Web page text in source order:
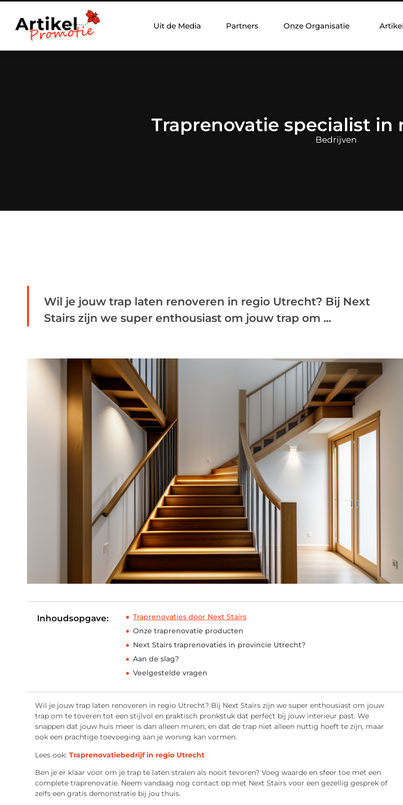
Uit de Media Partners Onze Organisatie
Traprenovatie specialist in
Bedrijven
Wil je jouw trap laten renoveren in regio Utrecht? Bij Next
Stairs zijn we super enthousiast om jouw trap om ...
Inhoudsopgave:
Traprenovaties door Next Stairs
Onze traprenovatie producten
Next Stairs traprenovaties in provincie Utrecht?
Aan de slag?
Veelgestelde vragen
Wil je jouw trap laten renoveren in regio Utrecht? Bij Next Stairs zijn we super enthousiast om jouw
trap om te toveren tot een stijlvol en praktisch pronkstuk dat perfect bij jouw interieur past. We
snappen dat jouw huis meer is dan alleen muren, en dat de trap niet alleen nuttig hoeft te zijn, maar
ook een prachtige toevoeging aan je woning kan vormen.
Lees ook: Traprenovatiebedrijf in regio Utrecht
Ben je er klaar voor om je trap te laten stralen als nooit tevoren? Voeg waarde en sfeer toe met een
complete traprenovatie. Neem vandaag nog contact op met Next Stairs voor een gezellig gesprek of
zelfs een gratis demonstratie bij jou thuis.